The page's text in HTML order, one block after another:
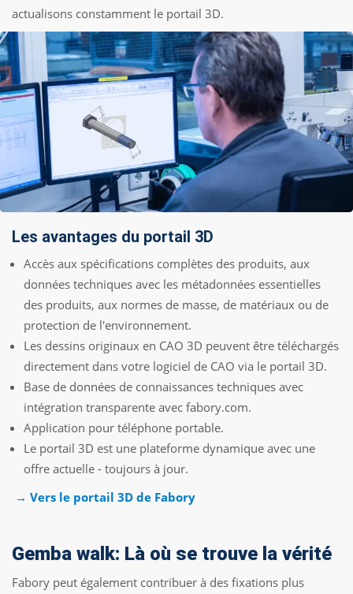
actualisons constamment le portail 3D.
Les avantages du portail 3D
Accès aux spécifications complètes des produits, aux
données techniques avec les métadonnées essentielles
des produits, aux normes de masse, de matériaux ou de
protection de l'environnement.
Les dessins originaux en CAO 3D peuvent être téléchargés
directement dans votre logiciel de CAO via le portail 3D.
Base de données de connaissances techniques avec
intégration transparente avec fabory.com.
Application pour téléphone portable.
Le portail 3D est une plateforme dynamique avec une
offre actuelle - toujours à jour.
→ Vers le portail 3D de Fabory
Gemba walk: Là où se trouve la vérité
Fabory peut également contribuer à des fixations plus